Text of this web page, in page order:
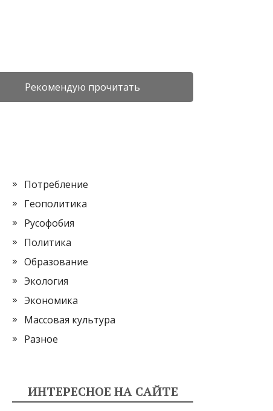
Рекомендую прочитать
Потребление
Геополитика
Русофобия
Политика
Образование
Экология
Экономика
Массовая культура
Разное
ИНТЕРЕСНОЕ НА САЙТЕ